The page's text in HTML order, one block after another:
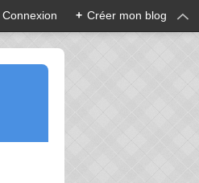
Connexion + Créer mon blog